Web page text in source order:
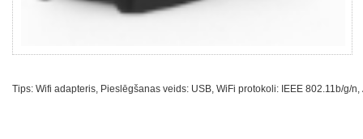
Tips: Wifi adapteris, Pieslēgšanas veids: USB, WiFi protokoli: IEEE 802.11b/g/